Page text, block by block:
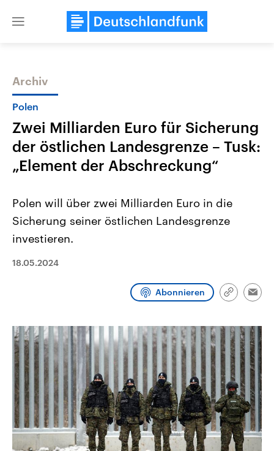
Close
Themen
2026
Alle Informationen
Sachsen-Anhalt wählt am 6.
Landtag. Seit 2021 wird das
Wahlprogramme, aktuelle Berichte
Wahl.
Aktuelle Beiträge,
aktuelle Weltgeschehen.
Audio-Archiv
Archiv
Polen
Zwei Milliarden Euro für Sicherung
der östlichen Landesgrenze – Tusk:
„Element der Abschreckung“
Polen will über zwei Milliarden Euro in die
Sicherung seiner östlichen Landesgrenze
investieren.
18.05.2024
Abonnieren
Link